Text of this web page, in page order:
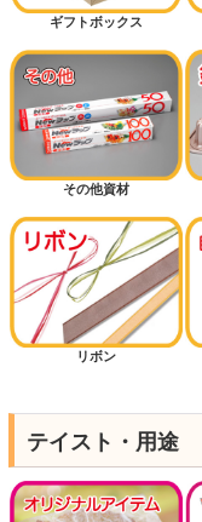
ギフトボックス
その他資材
リボン
テイスト・用途